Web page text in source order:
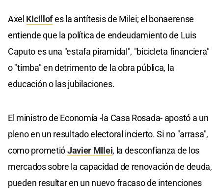
Axel Kicillofes la antítesis de Milei; el bonaerense
entiende que la política de endeudamiento de Luis
Caputo es una "estafa piramidal", "bicicleta financiera"
o "timba" en detrimento de la obra pública, la
educación o las jubilaciones.
El ministro de Economía -la Casa Rosada- apostó a un
pleno en un resultado electoral incierto. Si no "arrasa",
como prometióJavier MIlei, la desconfianza de los
mercados sobre la capacidad de renovación de deuda,
pueden resultar en un nuevo fracaso de intenciones